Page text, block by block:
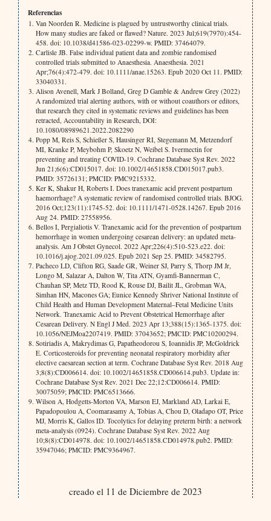
Referencias
Van Noorden R. Medicine is plagued by untrustworthy clinical trials.
How many studies are faked or flawed? Nature. 2023 Jul;619(7970):454-
458. doi: 10.1038/d41586-023-02299-w. PMID: 37464079.
Carlisle JB. False individual patient data and zombie randomised
controlled trials submitted to Anaesthesia. Anaesthesia. 2021
Apr;76(4):472-479. doi: 10.1111/anae.15263. Epub 2020 Oct 11. PMID:
33040331.
Alison Avenell, Mark J Bolland, Greg D Gamble & Andrew Grey (2022)
A randomized trial alerting authors, with or without coauthors or editors,
that research they cited in systematic reviews and guidelines has been
retracted, Accountability in Research, DOI:
10.1080/08989621.2022.2082290
Popp M, Reis S, Schießer S, Hausinger RI, Stegemann M, Metzendorf
MI, Kranke P, Meybohm P, Skoetz N, Weibel S. Ivermectin for
preventing and treating COVID-19. Cochrane Database Syst Rev. 2022
Jun 21;6(6):CD015017. doi: 10.1002/14651858.CD015017.pub3.
PMID: 35726131; PMCID: PMC9215332.
Ker K, Shakur H, Roberts I. Does tranexamic acid prevent postpartum
haemorrhage? A systematic review of randomised controlled trials. BJOG.
2016 Oct;123(11):1745-52. doi: 10.1111/1471-0528.14267. Epub 2016
Aug 24. PMID: 27558956.
Bellos I, Pergialiotis V. Tranexamic acid for the prevention of postpartum
hemorrhage in women undergoing cesarean delivery: an updated meta-
analysis. Am J Obstet Gynecol. 2022 Apr;226(4):510-523.e22. doi:
10.1016/j.ajog.2021.09.025. Epub 2021 Sep 25. PMID: 34582795.
Pacheco LD, Clifton RG, Saade GR, Weiner SJ, Parry S, Thorp JM Jr,
Longo M, Salazar A, Dalton W, Tita ATN, Gyamfi-Bannerman C,
Chauhan SP, Metz TD, Rood K, Rouse DJ, Bailit JL, Grobman WA,
Simhan HN, Macones GA; Eunice Kennedy Shriver National Institute of
Child Health and Human Development Maternal–Fetal Medicine Units
Network. Tranexamic Acid to Prevent Obstetrical Hemorrhage after
Cesarean Delivery. N Engl J Med. 2023 Apr 13;388(15):1365-1375. doi:
10.1056/NEJMoa2207419. PMID: 37043652; PMCID: PMC10200294.
Sotiriadis A, Makrydimas G, Papatheodorou S, Ioannidis JP, McGoldrick
E. Corticosteroids for preventing neonatal respiratory morbidity after
elective caesarean section at term. Cochrane Database Syst Rev. 2018 Aug
3;8(8):CD006614. doi: 10.1002/14651858.CD006614.pub3. Update in:
Cochrane Database Syst Rev. 2021 Dec 22;12:CD006614. PMID:
30075059; PMCID: PMC6513666.
Wilson A, Hodgetts-Morton VA, Marson EJ, Markland AD, Larkai E,
Papadopoulou A, Coomarasamy A, Tobias A, Chou D, Oladapo OT, Price
MJ, Morris K, Gallos ID. Tocolytics for delaying preterm birth: a network
meta-analysis (0924). Cochrane Database Syst Rev. 2022 Aug
10;8(8):CD014978. doi: 10.1002/14651858.CD014978.pub2. PMID:
35947046; PMCID: PMC9364967.
creado el 11 de Diciembre de 2023